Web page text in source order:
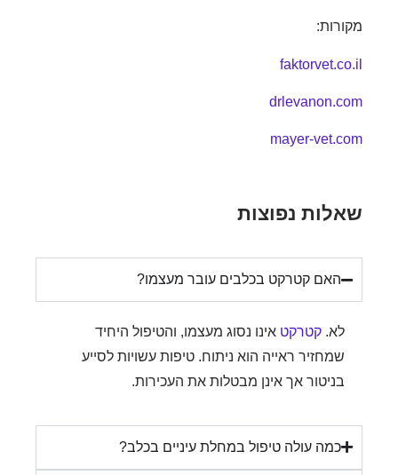
mayer-
נפוצות
האם קטרקט בכלבים עובר מעצמו?
קטרקטאינו נסוג מעצמו, והטיפול היחיד
שמחזיר ראייה הוא ניתוח. טיפות עשויות לסייע
בניטור אך אינן מבטלות את העכירות.
כמה עולה טיפול במחלת עיניים בכלב?